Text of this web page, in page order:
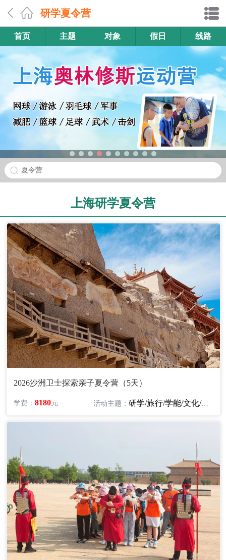
研学夏令营
首页 主题 对象 假日 线路
夏令营
上海研学夏令营
2026沙洲卫士探索亲子夏令营（5天）
学费：8180元 活动主题：研学/旅行/学能/文化/亲子